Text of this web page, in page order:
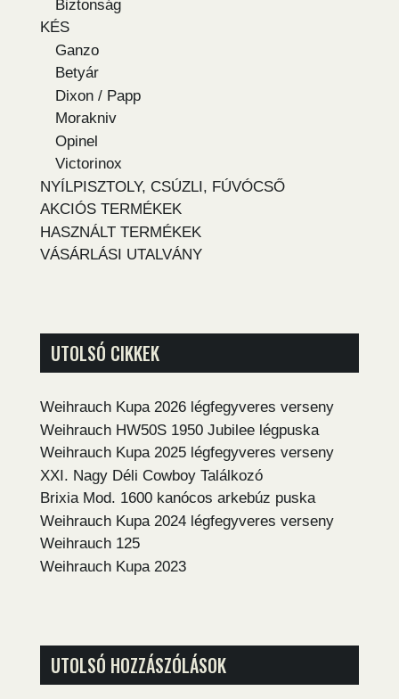
Biztonság
KÉS
Ganzo
Betyár
Dixon / Papp
Morakniv
Opinel
Victorinox
NYÍLPISZTOLY, CSÚZLI, FÚVÓCSŐ
AKCIÓS TERMÉKEK
HASZNÁLT TERMÉKEK
VÁSÁRLÁSI UTALVÁNY
UTOLSÓ CIKKEK
Weihrauch Kupa 2026 légfegyveres verseny
Weihrauch HW50S 1950 Jubilee légpuska
Weihrauch Kupa 2025 légfegyveres verseny
XXI. Nagy Déli Cowboy Találkozó
Brixia Mod. 1600 kanócos arkebúz puska
Weihrauch Kupa 2024 légfegyveres verseny
Weihrauch 125
Weihrauch Kupa 2023
UTOLSÓ HOZZÁSZÓLÁSOK